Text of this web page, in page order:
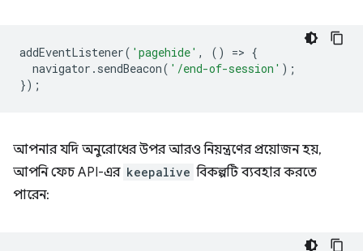
addEventListener( 'pagehide' , () => {
navigator . sendBeacon( '/end-of-session' );
});
আপনার যদি অনুরোধের উপর আরও নিয়ন্ত্রণের প্রয়োজন হয়,
আপনি ফেচ API-এর keepalive বিকল্পটি ব্যবহার করতে
পারেন: